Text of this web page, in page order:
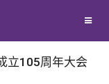
立105周年大会